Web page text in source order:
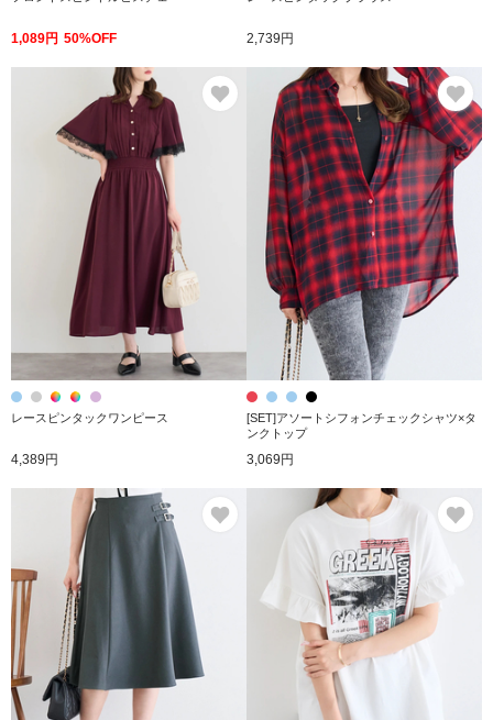
1,089円 50%OFF 2,739円
お気に入り
レースピンタックワンピース
4,389円
[SET]アソートシフォンチェックシャツ×タ
ンクトップ
3,069円